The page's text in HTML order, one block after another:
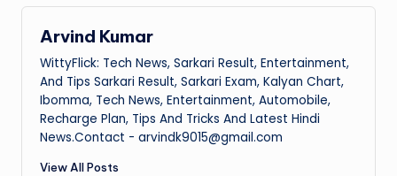
Arvind Kumar
WittyFlick: Tech News, Sarkari Result, Entertainment,
And Tips Sarkari Result, Sarkari Exam, Kalyan Chart,
Ibomma, Tech News, Entertainment, Automobile,
Recharge Plan, Tips And Tricks And Latest Hindi
News.Contact - arvindk9015@gmail.com
View All Posts